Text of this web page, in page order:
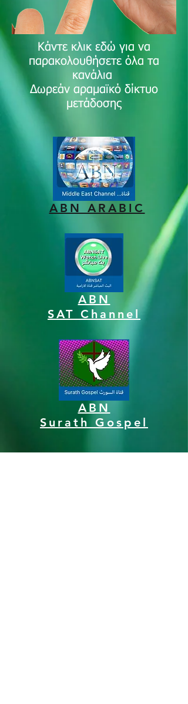
Κάντε κλικ εδώ για να
παρακολουθήσετε όλα τα
κανάλια
Δωρεάν αραμαϊκό δίκτυο
μετάδοσης
ABN ARABIC
ABN
SAT Channel
ABN
Surath Gospel